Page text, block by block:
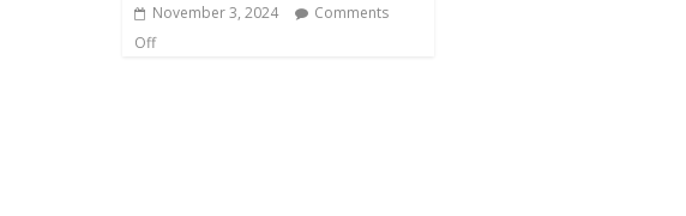
November 3, 2024
Comments
Off